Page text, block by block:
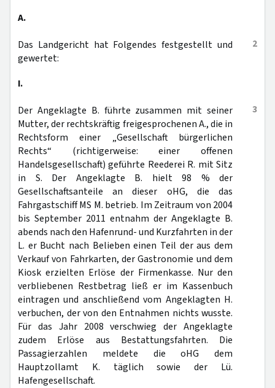
A.
2
Das Landgericht hat Folgendes festgestellt und
gewertet:
I.
3
Der Angeklagte B. führte zusammen mit seiner
Mutter, der rechtskräftig freigesprochenen A., die in
Rechtsform einer „Gesellschaft bürgerlichen
Rechts“ (richtigerweise: einer offenen
Handelsgesellschaft) geführte Reederei R. mit Sitz
in S. Der Angeklagte B. hielt 98 % der
Gesellschaftsanteile an dieser oHG, die das
Fahrgastschiff MS M. betrieb. Im Zeitraum von 2004
bis September 2011 entnahm der Angeklagte B.
abends nach den Hafenrund- und Kurzfahrten in der
L. er Bucht nach Belieben einen Teil der aus dem
Verkauf von Fahrkarten, der Gastronomie und dem
Kiosk erzielten Erlöse der Firmenkasse. Nur den
verbliebenen Restbetrag ließ er im Kassenbuch
eintragen und anschließend vom Angeklagten H.
verbuchen, der von den Entnahmen nichts wusste.
Für das Jahr 2008 verschwieg der Angeklagte
zudem Erlöse aus Bestattungsfahrten. Die
Passagierzahlen meldete die oHG dem
Hauptzollamt K. täglich sowie der Lü.
Hafengesellschaft.